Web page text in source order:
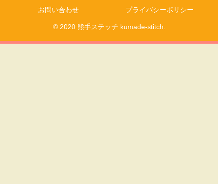
お問い合わせ プライバシーポリシー
© 2020 熊手ステッチ kumade-stitch.